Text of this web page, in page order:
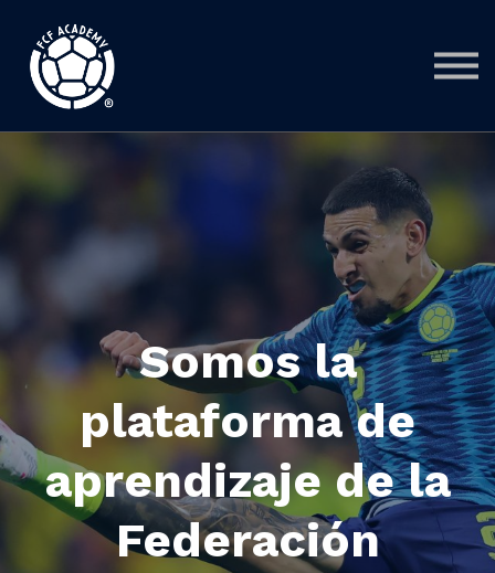
INICIAR SESIÓN
Somos la
plataforma de
aprendizaje de la
Federación